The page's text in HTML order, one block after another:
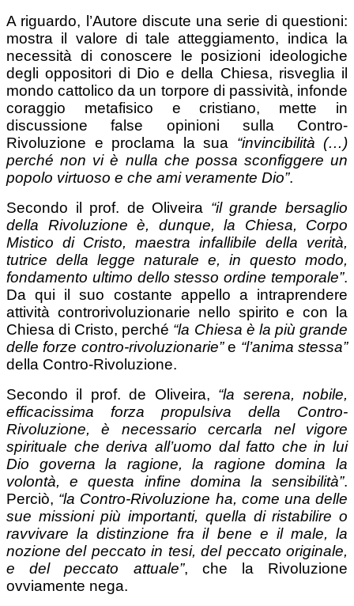
A riguardo, l’Autore discute una serie di questioni:
mostra il valore di tale atteggiamento, indica la
necessità di conoscere le posizioni ideologiche
degli oppositori di Dio e della Chiesa, risveglia il
mondo cattolico da un torpore di passività, infonde
coraggio metafisico e cristiano, mette in
discussione false opinioni sulla Contro-
Rivoluzione e proclama la sua “invincibilità (…)
perché non vi è nulla che possa sconfiggere un
popolo virtuoso e che ami veramente Dio”.
Secondo il prof. de Oliveira “il grande bersaglio
della Rivoluzione è, dunque, la Chiesa, Corpo
Mistico di Cristo, maestra infallibile della verità,
tutrice della legge naturale e, in questo modo,
fondamento ultimo dello stesso ordine temporale”.
Da qui il suo costante appello a intraprendere
attività controrivoluzionarie nello spirito e con la
Chiesa di Cristo, perché “la Chiesa è la più grande
delle forze contro-rivoluzionarie”e “l’anima stessa”
della Contro-Rivoluzione.
Secondo il prof. de Oliveira, “la serena, nobile,
efficacissima forza propulsiva della Contro-
Rivoluzione, è necessario cercarla nel vigore
spirituale che deriva all’uomo dal fatto che in lui
Dio governa la ragione, la ragione domina la
volontà, e questa infine domina la sensibilità”.
Perciò, “la Contro-Rivoluzione ha, come una delle
sue missioni più importanti, quella di ristabilire o
ravvivare la distinzione fra il bene e il male, la
nozione del peccato in tesi, del peccato originale,
e del peccato attuale”, che la Rivoluzione
ovviamente nega.